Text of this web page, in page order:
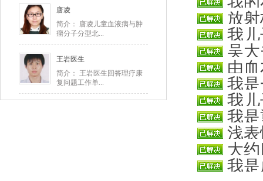
唐凌
简介： 唐凌儿童血液病与肿
瘤分子分型北...
王岩医生
简介： 王岩医生回答理疗康
复问题工作单...
在安阳
左膝关
放
概是多
我
子一星
吴
准备因
由
出血，
我
做手术
我
粒种又
我
肿，消
浅
我是血
大
输入共
我